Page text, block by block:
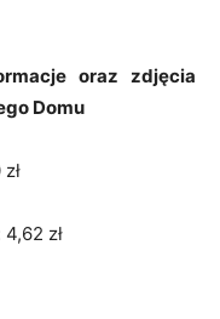
oraz zdjęcia
Domu
zł